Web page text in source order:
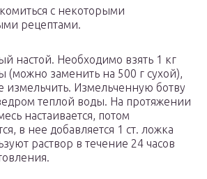
с некоторыми
рецептами.
настой. Необходимо взять 1 кг
(можно заменить на 500 г сухой),
измельчить. Измельченную ботву
теплой воды. На протяжении
настаивается, потом
в нее добавляется 1 ст. ложка
раствор в течение 24 часов